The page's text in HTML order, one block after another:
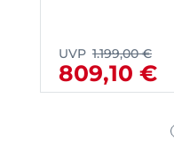
UVP 1.199,00 €
809,10 €